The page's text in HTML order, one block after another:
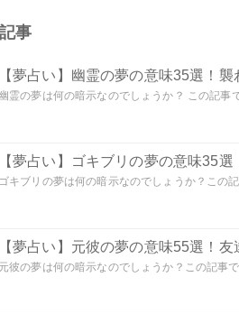
事
【夢占い】幽霊の夢の意味35選！
幽霊の夢は何の暗示なのでしょうか？ この記事
【夢占い】ゴキブリの夢の意味35
ゴキブリの夢は何の暗示なのでしょうか？この
【夢占い】元彼の夢の意味55選！
元彼の夢は何の暗示なのでしょうか？この記事